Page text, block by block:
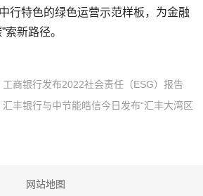
行特色的绿色运营示范样板，为金融
索新路径。
工商银行发布2022社会责任（ESG）报告
汇丰银行与中节能皓信今日发布“汇丰大湾区
网站地图